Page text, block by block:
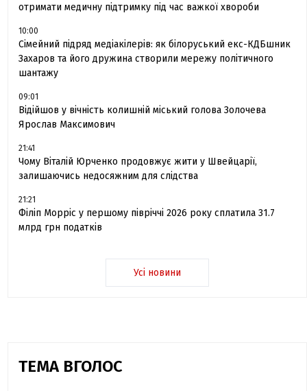
отримати медичну підтримку під час важкої хвороби
10:00
Сімейний підряд медіакілерів: як білоруський екс-КДБшник
Захаров та його дружина створили мережу політичного
шантажу
09:01
Відійшов у вічність колишній міський голова Золочева
Ярослав Максимович
21:41
Чому Віталій Юрченко продовжує жити у Швейцарії,
залишаючись недосяжним для слідства
21:21
Філіп Морріс у першому півріччі 2026 року сплатила 31.7
млрд грн податків
Усі новини
ТЕМА ВГОЛОС